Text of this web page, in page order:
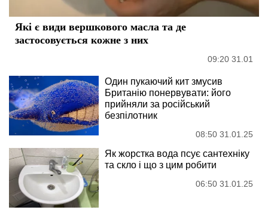
Які є види вершкового масла та де
застосовується кожне з них
09:20 31.01
Один пукаючий кит змусив
Британію понервувати: його
прийняли за російський
безпілотник
08:50 31.01.25
Як жорстка вода псує сантехніку
та скло і що з цим робити
06:50 31.01.25